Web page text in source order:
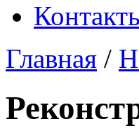
Главная /